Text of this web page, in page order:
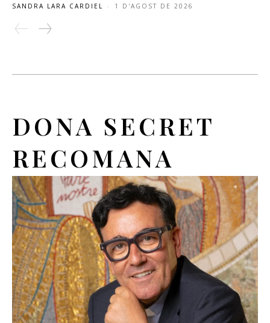
SANDRA LARA CARDIEL - 1 D'AGOST DE 2026
DONA SECRET
RECOMANA